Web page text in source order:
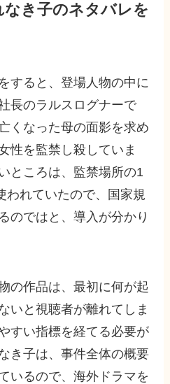
き子のネタバレを
すると、登場人物の中に
長のラルスログナーで
くなった母の面影を求め
性を監禁し殺していま
ところは、監禁場所の1
われていたので、国家規
のではと、導入が分かり
の作品は、最初に何が起
いと視聴者が離れてしま
すい指標を経てる必要が
き子は、事件全体の概要
いるので、海外ドラマを